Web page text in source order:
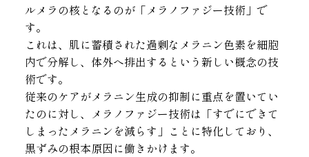
ルメラの核となるのが「メラノファジー技術」で
す。
これは、肌に蓄積された過剰なメラニン色素を細胞
内で分解し、体外へ排出するという新しい概念の技
術です。
従来のケアがメラニン生成の抑制に重点を置いてい
たのに対し、メラノファジー技術は「すでにできて
しまったメラニンを減らす」ことに特化しており、
黒ずみの根本原因に働きかけます。